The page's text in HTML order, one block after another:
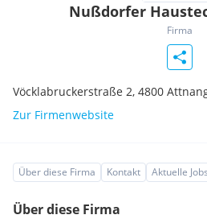
Nußdorfer
Firma
Vöcklabruckerstraße 2, 4800
Zur Firmenwebsite
Über diese Firma Kontakt Aktuelle Jobs
Über diese Firma